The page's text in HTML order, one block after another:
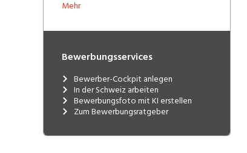
Patienten. Einziger Eigentümer der
zurzeit der Kanton Solothurn. Unsere
Bürgerspital Solothurn
Kantonsspital Olten
Spital Dornach
Psychiatrische Dienste
Ambulante Dienste
Radio-Onkologie Solothurn
Mehr
Bewerbungsservices
Bewerber-Cockpit anlegen
In der Schweiz arbeiten
Bewerbungsfoto mit KI erstellen
Zum Bewerbungsratgeber